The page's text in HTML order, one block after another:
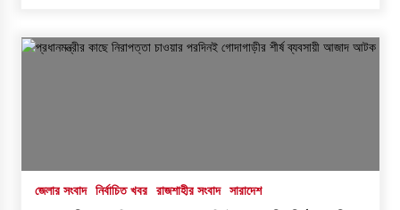
জেলার সংবাদ নির্বাচিত খবর রাজশাহীর সংবাদ সারাদেশ